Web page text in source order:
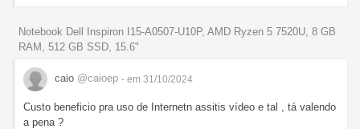
Notebook Dell Inspiron I15-A0507-U10P, AMD Ryzen 5 7520U, 8 GB
RAM, 512 GB SSD, 15.6"
caio @caioep - em 31/10/2024
Custo beneficio pra uso de Internetn assitis vídeo e tal , tá valendo
a pena ?